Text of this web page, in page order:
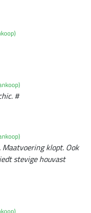
#
klopt. Ook
stevige houvast